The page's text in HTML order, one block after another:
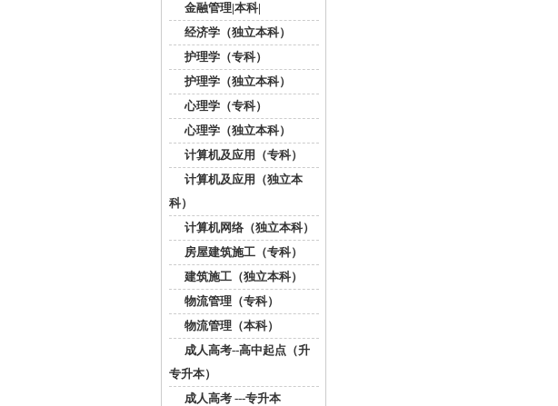
金融管理|本科|
经济学（独立本科）
护理学（专科）
护理学（独立本科）
心理学（专科）
心理学（独立本科）
计算机及应用（专科）
计算机及应用（独立本
科）
计算机网络（独立本科）
房屋建筑施工（专科）
建筑施工（独立本科）
物流管理（专科）
物流管理（本科）
成人高考--高中起点（升
专升本）
成人高考 ---专升本